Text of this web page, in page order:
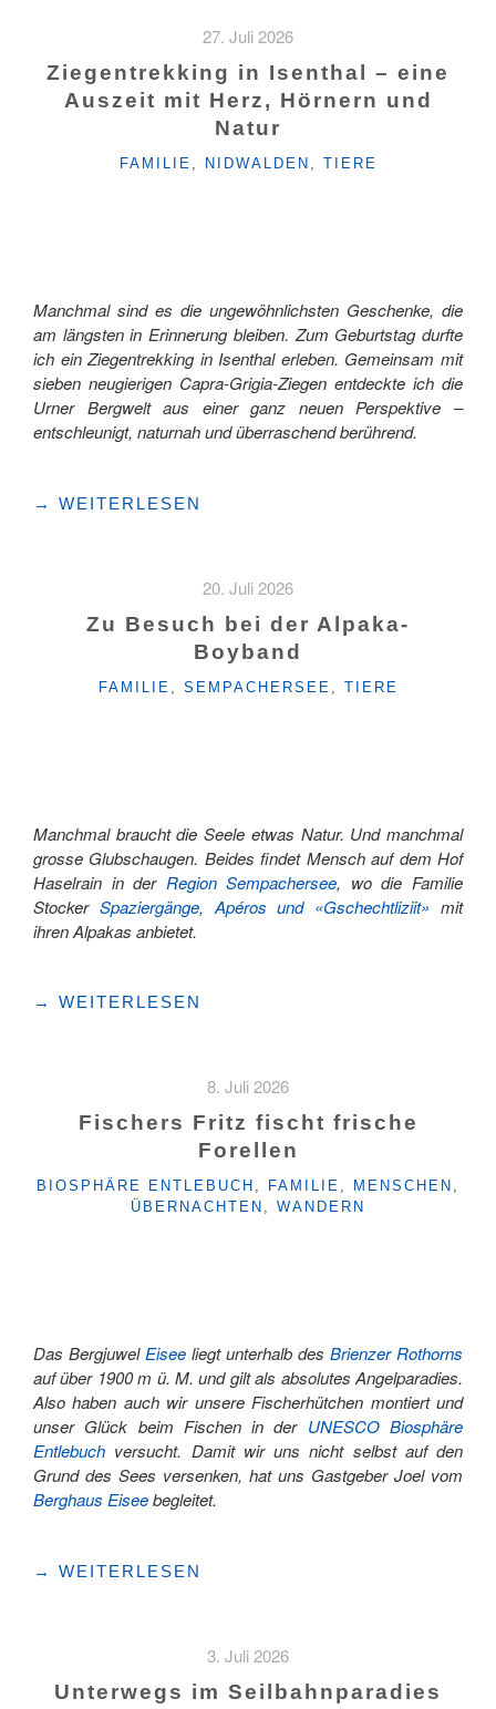
STOOS"
27. Juli 2026
Ziegentrekking in Isenthal – eine
Auszeit mit Herz, Hörnern und
Natur
KATEGORIEN
FAMILIE , NIDWALDEN , TIERE
Manchmal sind es die ungewöhnlichsten Geschenke, die
am längsten in Erinnerung bleiben. Zum Geburtstag durfte
ich ein Ziegentrekking in Isenthal erleben. Gemeinsam mit
sieben neugierigen Capra-Grigia-Ziegen entdeckte ich die
Urner Bergwelt aus einer ganz neuen Perspektive –
entschleunigt, naturnah und überraschend berührend.
"ZIEGENTREKKING
AUSZEIT
HÖRNERN
→ WEITERLESEN
20. Juli 2026
Zu Besuch bei der Alpaka-
Boyband
KATEGORIEN
FAMILIE SEMPACHERSEE TIERE
Manchmal braucht die Seele etwas Natur. Und manchmal
grosse Glubschaugen. Beides findet Mensch auf dem Hof
Haselrain in der Region Sempachersee, wo die Familie
Stocker Spaziergänge, Apéros und «Gschechtliziit» mit
ihren Alpakas anbietet.
"ZU
BOYBAND"
→ WEITERLESEN
8. Juli 2026
Fischers Fritz fischt frische
Forellen
KATEGORIEN
BIOSPHÄRE ENTLEBUCH , FAMILIE , MENSCHEN ,
ÜBERNACHTEN , WANDERN
Das BergjuwelEisee liegt unterhalb des Brienzer Rothorns
auf über 1900 m ü. M. und gilt als absolutes Angelparadies.
Also haben auch wir unsere Fischerhütchen montiert und
unser Glück beim Fischen in der UNESCO Biosphäre
Entlebuch versucht. Damit wir uns nicht selbst auf den
Grund des Sees versenken, hat uns Gastgeber Joel vom
Berghaus Eiseebegleitet.
"FISCHERS
→ WEITERLESEN
3. Juli 2026
Unterwegs im Seilbahnparadies